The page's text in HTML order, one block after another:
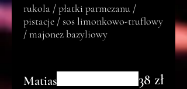
rukola / płatki parmezanu /
pistacje / sos limonkowo-truflowy
/ majonez bazyliowy
Matias 38 zł